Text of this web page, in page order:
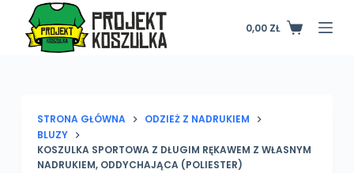
Koszyk
0,00 ZŁ
STRONA GŁÓWNA
ODZIEŻ Z NADRUKIEM
BLUZY
KOSZULKA SPORTOWA Z DŁUGIM RĘKAWEM Z WŁASNYM
NADRUKIEM, ODDYCHAJĄCA (POLIESTER)